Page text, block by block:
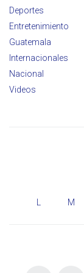
Deportes
Entretenimiento
Guatemala
Internacionales
Nacional
Videos
M